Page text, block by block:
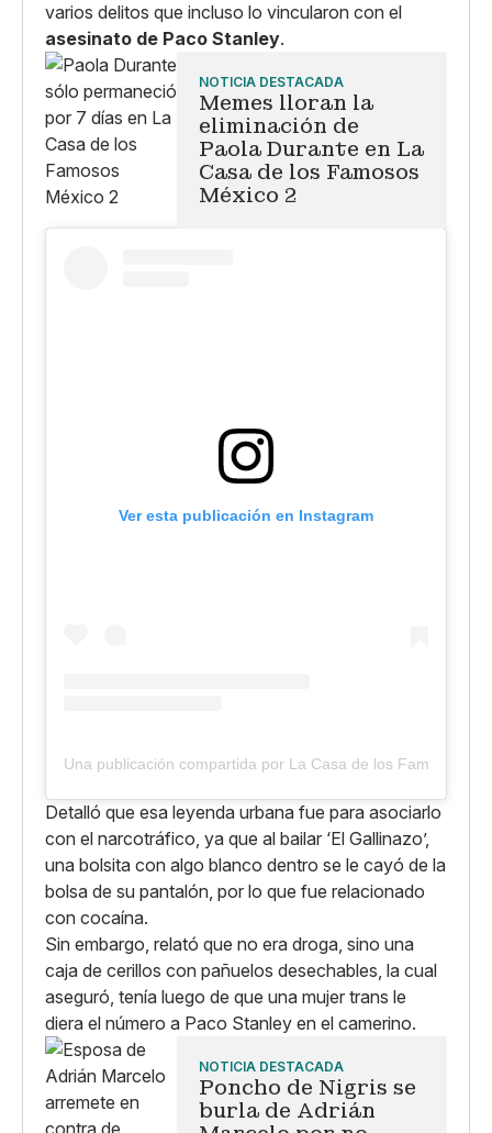
varios delitos que incluso lo vincularon con el
asesinato de Paco Stanley.
NOTICIA DESTACADA
Memes lloran la
eliminación de
Paola Durante en La
Casa de los Famosos
México 2
Ver esta publicación en Instagram
Una publicación compartida por La Casa de los Famosos
Detalló que esa leyenda urbana fue para asociarlo
con el narcotráfico, ya que al bailar ‘El Gallinazo’,
una bolsita con algo blanco dentro se le cayó de la
bolsa de su pantalón, por lo que fue relacionado
con cocaína.
Sin embargo, relató que no era droga, sino una
caja de cerillos con pañuelos desechables, la cual
aseguró, tenía luego de que una mujer trans le
diera el número a Paco Stanley en el camerino.
NOTICIA DESTACADA
Poncho de Nigris se
burla de Adrián